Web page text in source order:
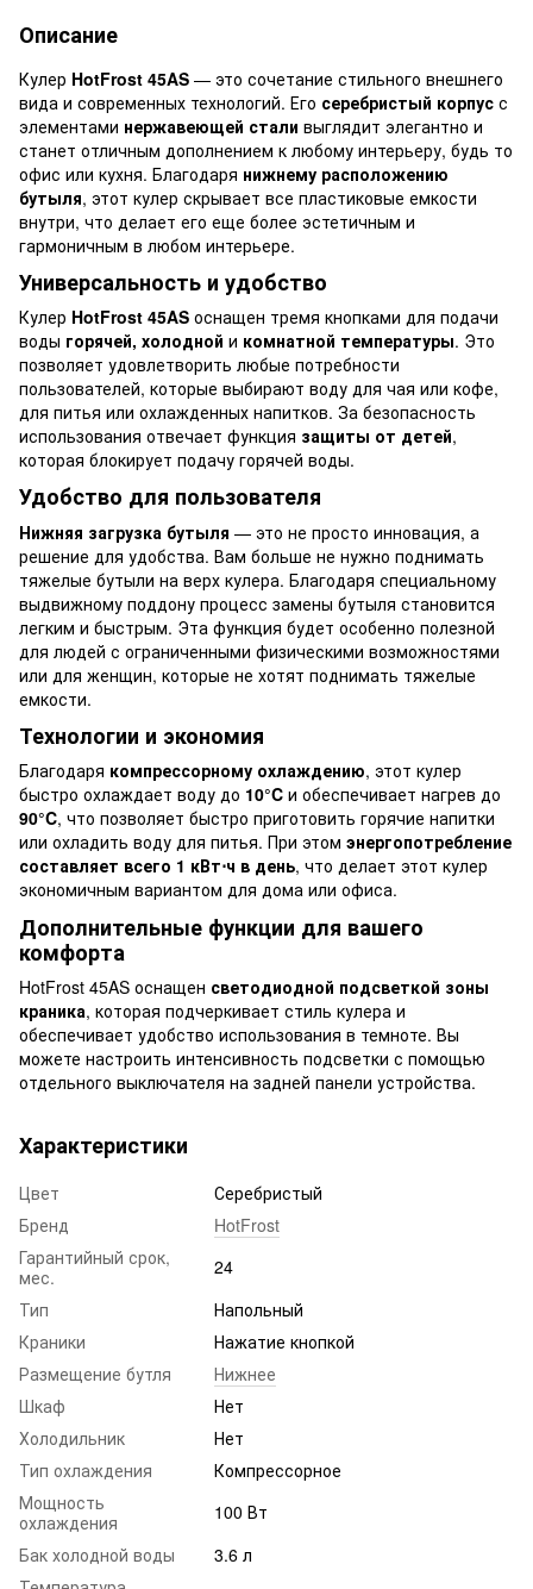
Описание
Кулер HotFrost 45AS — это сочетание стильного внешнего
вида и современных технологий. Его серебристый корпус с
элементами нержавеющей стали выглядит элегантно и
станет отличным дополнением к любому интерьеру, будь то
офис или кухня. Благодаря нижнему расположению
бутыля, этот кулер скрывает все пластиковые емкости
внутри, что делает его еще более эстетичным и
гармоничным в любом интерьере.
Универсальность и удобство
Кулер HotFrost 45AS оснащен тремя кнопками для подачи
воды горячей, холодной и комнатной температуры. Это
позволяет удовлетворить любые потребности
пользователей, которые выбирают воду для чая или кофе,
для питья или охлажденных напитков. За безопасность
использования отвечает функция защиты от детей,
которая блокирует подачу горячей воды.
Удобство для пользователя
Нижняя загрузка бутыля — это не просто инновация, а
решение для удобства. Вам больше не нужно поднимать
тяжелые бутыли на верх кулера. Благодаря специальному
выдвижному поддону процесс замены бутыля становится
легким и быстрым. Эта функция будет особенно полезной
для людей с ограниченными физическими возможностями
или для женщин, которые не хотят поднимать тяжелые
емкости.
Технологии и экономия
Благодаря компрессорному охлаждению, этот кулер
быстро охлаждает воду до 10°C и обеспечивает нагрев до
90°C, что позволяет быстро приготовить горячие напитки
или охладить воду для питья. При этом энергопотребление
составляет всего 1 кВт⋅ч в день, что делает этот кулер
экономичным вариантом для дома или офиса.
Дополнительные функции для вашего
комфорта
HotFrost 45AS оснащен светодиодной подсветкой зоны
краника, которая подчеркивает стиль кулера и
обеспечивает удобство использования в темноте. Вы
можете настроить интенсивность подсветки с помощью
отдельного выключателя на задней панели устройства.
Характеристики
Цвет
Серебристый
Бренд
HotFrost
Гарантийный срок,
мес.
24
Тип
Напольный
Краники
Нажатие кнопкой
Размещение бутля
Нижнее
Шкаф
Нет
Холодильник
Нет
Тип охлаждения
Компрессорное
Мощность
охлаждения
100 Вт
Бак холодной воды
3.6 л